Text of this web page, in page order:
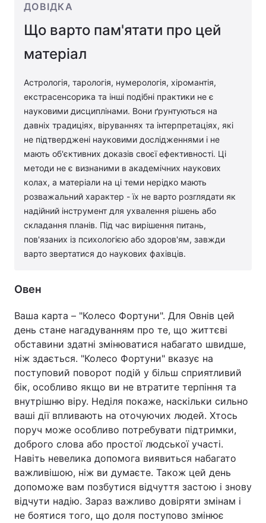
ДОВІДКА
Що варто пам'ятати про цей
матеріал
Астрологія, тарологія, нумерологія, хіромантія,
екстрасенсорика та інші подібні практики не є
науковими дисциплінами. Вони ґрунтуються на
давніх традиціях, віруваннях та інтерпретаціях, які
не підтверджені науковими дослідженнями і не
мають об'єктивних доказів своєї ефективності. Ці
методи не є визнаними в академічних наукових
колах, а матеріали на ці теми нерідко мають
розважальний характер - їх не варто розглядати як
надійний інструмент для ухвалення рішень або
складання планів. Під час вирішення питань,
пов'язаних із психологією або здоров'ям, завжди
варто звертатися до наукових фахівців.
Овен
Ваша карта – "Колесо Фортуни". Для Овнів цей
день стане нагадуванням про те, що життєві
обставини здатні змінюватися набагато швидше,
ніж здається. "Колесо Фортуни" вказує на
поступовий поворот подій у більш сприятливий
бік, особливо якщо ви не втратите терпіння та
внутрішню віру. Неділя покаже, наскільки сильно
ваші дії впливають на оточуючих людей. Хтось
поруч може особливо потребувати підтримки,
доброго слова або простої людської участі.
Навіть невелика допомога виявиться набагато
важливішою, ніж ви думаєте. Також цей день
допоможе вам позбутися відчуття застою і знову
відчути надію. Зараз важливо довіряти змінам і
не боятися того, що доля поступово змінює